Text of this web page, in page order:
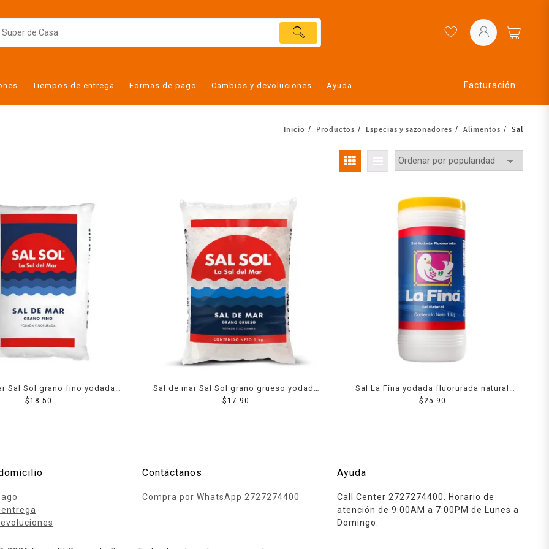
Tiempos de entrega Formas de pago Cambios y devoluciones Ayuda Facturación
Inicio Productos Especias y sazonadores Alimentos Sal
Sal Sol grano fino yodada
fluorada 1 kg
$18.50
Sal de mar Sal Sol grano grueso yodada
fluorada 1 kg
$17.90
Sal La Fina yodada fluorurada natural
bote 1 kg
$ 25.90
Contáctanos
Compra por WhatsApp 2727274400
Ayuda
Call Center 2727274400. Horario de
atención de 9:00AM a 7:00PM de Lunes a
Domingo.